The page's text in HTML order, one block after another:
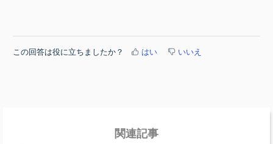
この回答は役に立ちましたか？ はい いいえ
関連記事